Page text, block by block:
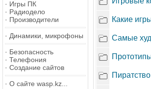
· Игры ПК
· Радиодело
· Производители
· Динамики, микрофоны
· Безопасность
· Телефония
· Создание сайтов
· О сайте wasp.kz...
Какие
Самые